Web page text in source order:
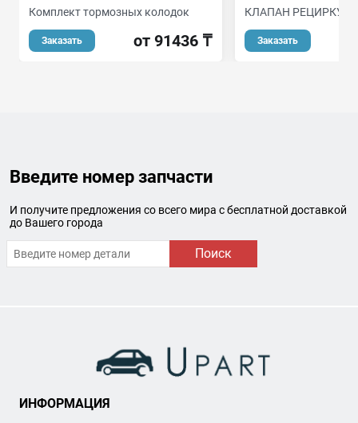
Комплект тормозных колодок
Заказать от 91436 ₸
КЛАПАН
Заказать
Введите номер запчасти
И получите предложения со всего мира с бесплатной доставкой
до Вашего города
Поиск
ИНФОРМАЦИЯ